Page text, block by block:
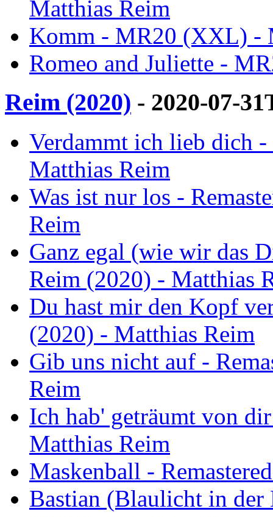
Matthias Reim
Komm - MR20 (XXL) -
Romeo and Juliette -
Reim (2020) - 2020-07-
Verdammt ich lieb dich
Matthias Reim
Was ist nur los -
Reim
Ganz egal (wie wir das
Reim (2020) - Matthias
Du hast mir den Kopf
(2020) - Matthias Reim
Gib uns nicht auf -
Reim
Ich hab' geträumt von
Matthias Reim
Maskenball -
Bastian (Blaulicht in der